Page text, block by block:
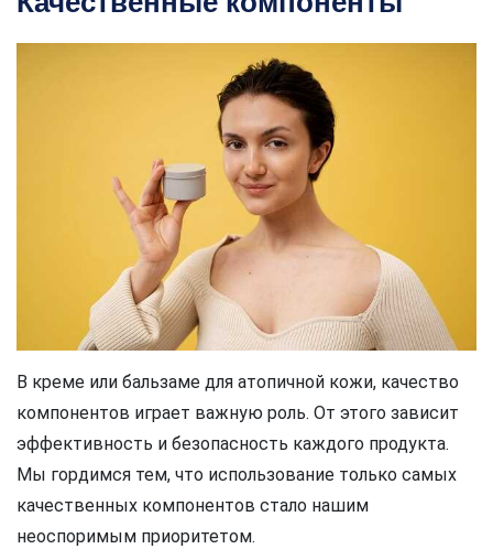
В креме или бальзаме для атопичной кожи, качество
компонентов играет важную роль. От этого зависит
эффективность и безопасность каждого продукта.
Мы гордимся тем, что использование только самых
качественных компонентов стало нашим
неоспоримым приоритетом.